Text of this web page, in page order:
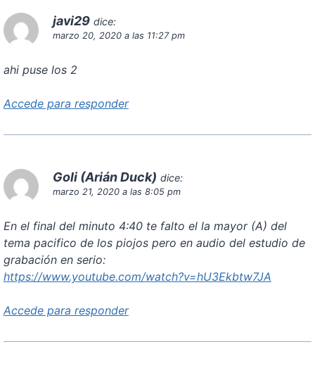
javi29 dice:
marzo 20, 2020 a las 11:27 pm
ahi puse los 2
Accede para responder
Goli (Arián Duck) dice:
marzo 21, 2020 a las 8:05 pm
En el final del minuto 4:40 te falto el la mayor (A) del
tema pacifico de los piojos pero en audio del estudio de
grabación en serio:
https://www.youtube.com/watch?v=hU3Ekbtw7JA
Accede para responder